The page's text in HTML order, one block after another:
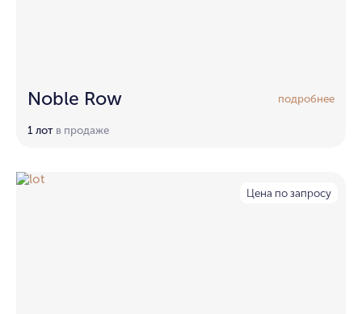
Noble Row подробнее
1 лот в продаже
Цена по запросу